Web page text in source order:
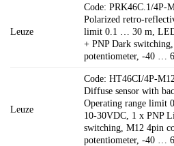
Leuze
Code: PRK46C.1/4P-
Polarized retro-
limit 0.1 … 30 m,
+ PNP Dark
potentiometer, -40 …
Leuze
Code: HT46CI/4P-M12
Diffuse sensor with
Operating range limit
10-30VDC, 1 x PNP
switching, M12 4pin
potentiometer, -40 …